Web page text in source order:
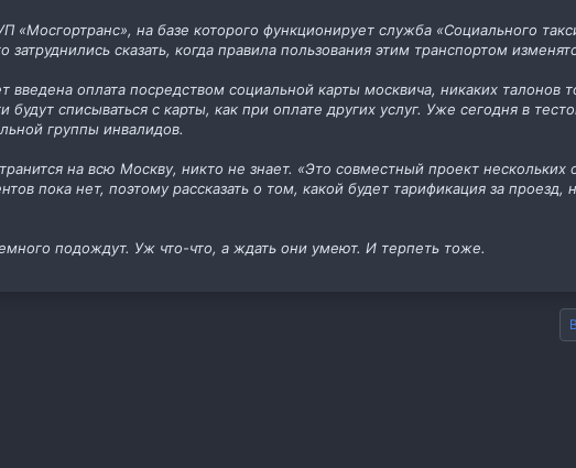
«Мосгортранс», на базе которого функционирует служба «Социального
сказать, когда правила пользования этим транспортом
оплата посредством социальной карты москвича, никаких талонов
списываться с карты, как при оплате других услуг. Уже сегодня в
группы инвалидов.
на всю Москву, никто не знает. «Это совместный проект
пока нет, поэтому рассказать о том, какой будет тарификация за
подождут. Уж что-что, а ждать они умеют. И терпеть тоже.